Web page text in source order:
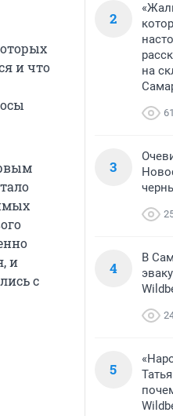
и что
и
с
2
на
3
4
В
5